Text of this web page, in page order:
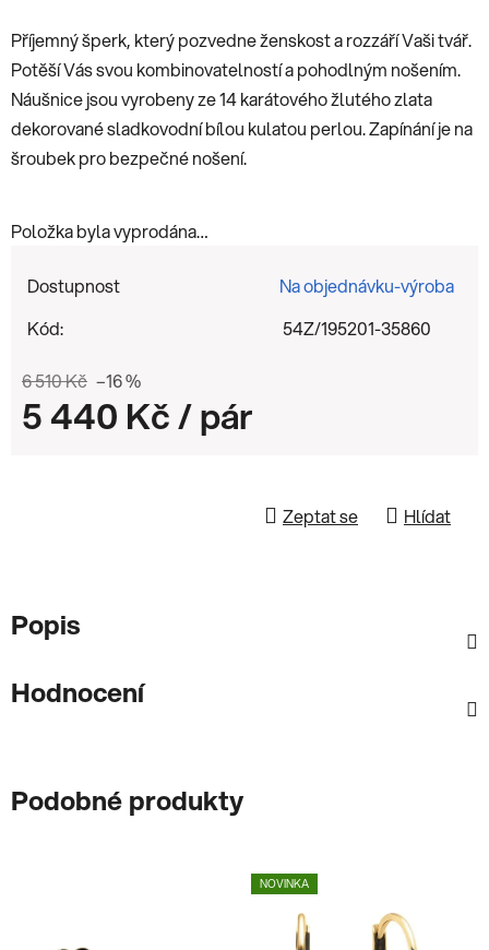
Příjemný šperk, který pozvedne ženskost a rozzáří Vaši tvář.
Potěší Vás svou kombinovatelností a pohodlným nošením.
Náušnice jsou vyrobeny ze 14 karátového žlutého zlata
dekorované sladkovodní bílou kulatou perlou. Zapínání je na
šroubek pro bezpečné nošení.
Položka byla vyprodána…
Dostupnost
Na objednávku-výroba
Kód:
54Z/195201-35860
6 510 Kč –16 %
5 440 Kč/ pár
Zeptat se Hlídat
Popis
Hodnocení
Podobné produkty
NOVINKA